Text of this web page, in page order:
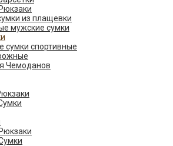
из плащевки
мужские сумки
сумки спортивные
Чемоданов